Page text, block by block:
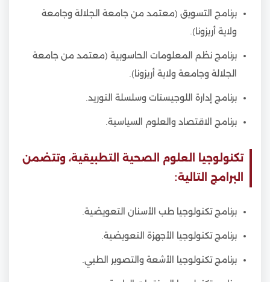
برنامج التسويق (معتمد من جامعة الجلالة وجامعة
ولاية أريزونا).
برنامج نظم المعلومات الحاسوبية (معتمد من جامعة
الجلالة وجامعة ولاية أريزونا).
برنامج إدارة اللوجيستات وسلسلة التوريد.
برنامج الاقتصاد والعلوم السياسية.
تكنولوجيا العلوم الصحية التطبيقية، وتتضمن
البرامج التالية:
برنامج تكنولوجيا طب الأسنان التعويضية.
برنامج تكنولوجيا الأجهزة التعويضية.
برنامج تكنولوجيا الأشعة والتصوير الطبي.